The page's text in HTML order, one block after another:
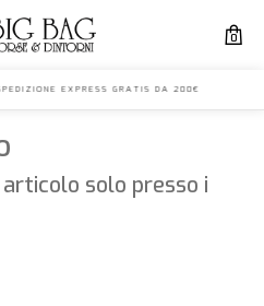
0
EXPRESS GRATIS DA
solo presso i